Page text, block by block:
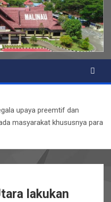
upaya preemtif dan
masyarakat khususnya para
lakukan